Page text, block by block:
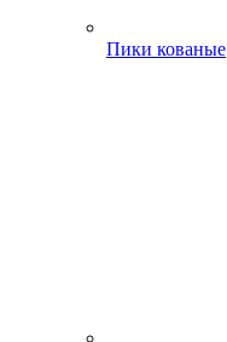
Пики кованые